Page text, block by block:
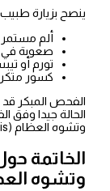
ينصح بزيارة
ألم
صعوبة في
تورم أو
كسور
الفحص المبكر
الحالة جيدا وفق
وتشوه العظام (Osteoarthritis vs Osteoporosis).
الخاتمة